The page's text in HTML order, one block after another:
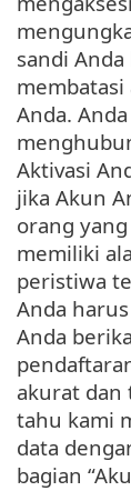
sandi
Anda.
Aktivasi
jika Akun
orang
memiliki
peristiwa
Anda
Anda
akurat dan
tahu kami
data
bagian